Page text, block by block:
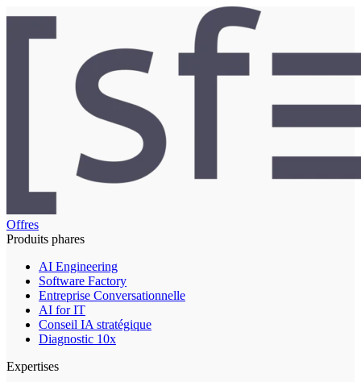
Offres
Produits phares
AI Engineering
Software Factory
Entreprise Conversationnelle
AI for IT
Conseil IA stratégique
Diagnostic 10x
Expertises